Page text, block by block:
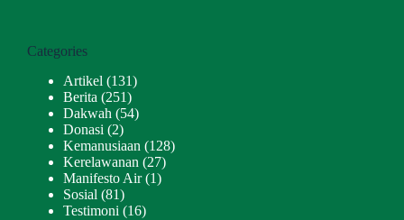
Categories
Artikel (131)
Berita (251)
Dakwah (54)
Donasi (2)
Kemanusiaan (128)
Kerelawanan (27)
Manifesto Air(1)
Sosial (81)
Testimoni (16)